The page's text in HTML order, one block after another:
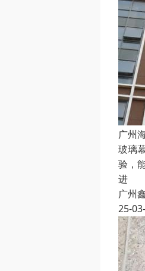
广州
玻璃
验，
进
广州
25-